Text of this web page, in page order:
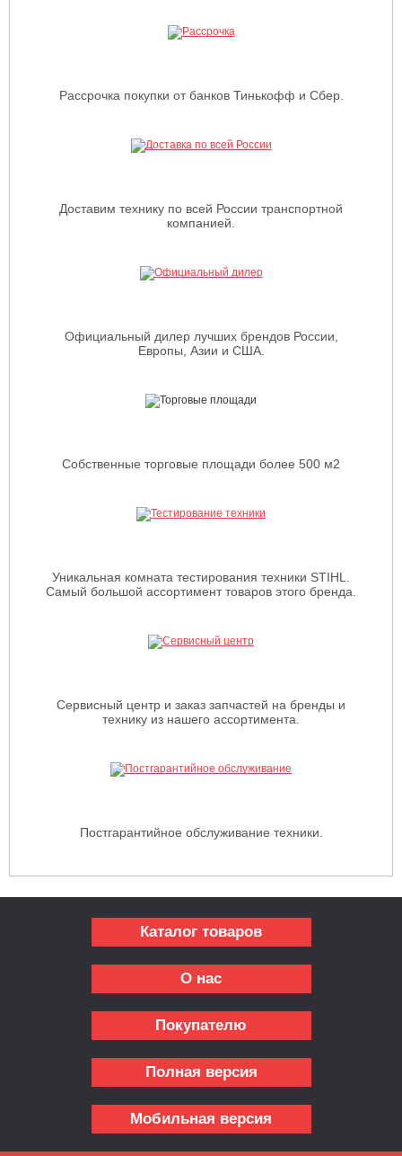
Рассрочка покупки от банков Тинькофф и Сбер.
Доставим технику по всей России транспортной
компанией.
Официальный дилер лучших брендов России,
Европы, Азии и США.
Собственные торговые площади более 500 м2
Уникальная комната тестирования техники STIHL.
Самый большой ассортимент товаров этого бренда.
Сервисный центр и заказ запчастей на бренды и
технику из нашего ассортимента.
Постгарантийное обслуживание техники.
Каталог товаров
О нас
Покупателю
Полная версия
Мобильная версия